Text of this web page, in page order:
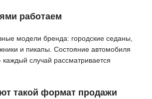
работаем
модели бренда: городские седаны,
и пикапы. Состояние автомобиля
случай рассматривается
такой формат продажи